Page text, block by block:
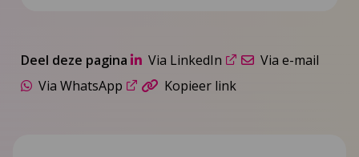
Deel deze pagina Via LinkedIn
Via e-mail
Via WhatsApp
Kopieer link